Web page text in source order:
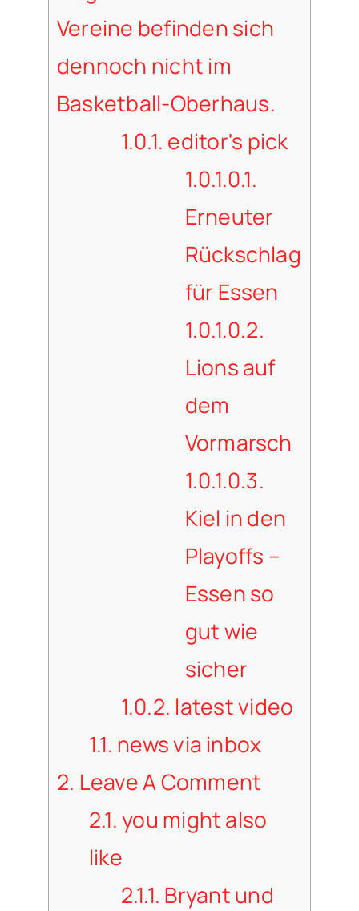
Vereine befinden sich
dennoch nicht im
Basketball-Oberhaus.
1.0.1. editor's pick
1.0.1.0.1.
Erneuter
Rückschlag
für Essen
1.0.1.0.2.
Lions auf
dem
Vormarsch
1.0.1.0.3.
Kiel in den
Playoffs –
Essen so
gut wie
sicher
1.0.2. latest video
1.1. news via inbox
2. Leave A Comment
2.1.you might also
like
2.1.1. Bryant und